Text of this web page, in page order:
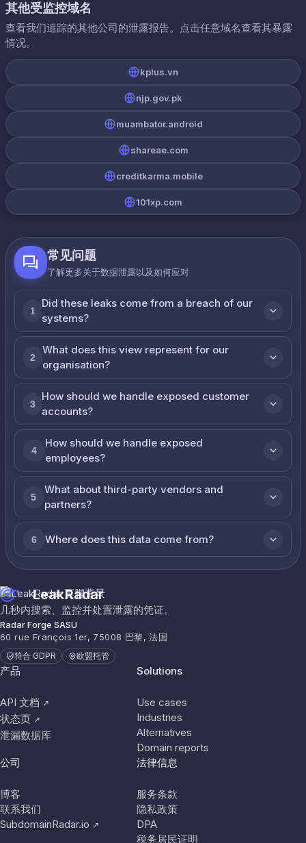
其他受监控域名
查看我们追踪的其他公司的泄露报告。点击任意域名查看其暴露
情况。
kplus.vn
njp.gov.pk
muambator.android
shareae.com
creditkarma.mobile
101xp.com
常见问题
了解更多关于数据泄露以及如何应对
1
Did these leaks come from a breach of our
systems?
2
What does this view represent for our
organisation?
3
How should we handle exposed customer
accounts?
4
How should we handle exposed
employees?
5
What about third-party vendors and
partners?
6 Where does this data come from?
LeakRadar
几秒内搜索、监控并处置泄露的凭证。
Radar Forge SASU
60 rue François 1er, 75008 巴黎, 法国
符合 GDPR 欧盟托管
产品
API 文档 ↗
状态页 ↗
泄漏数据库
Solutions
Use cases
Industries
Alternatives
Domain reports
公司
博客
联系我们
SubdomainRadar.io ↗
法律信息
服务条款
隐私政策
DPA
税务居民证明